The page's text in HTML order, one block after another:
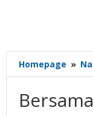
Homepage »